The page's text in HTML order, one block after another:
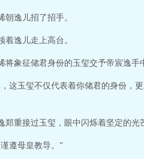
朝逸儿招了招手。
着逸儿走上高台。
将象征储君身份的玉玺交予帝宸逸手
这玉玺不仅代表着你储君的身份，
郑重接过玉玺，眼中闪烁着坚定的光
遵母皇教导。”